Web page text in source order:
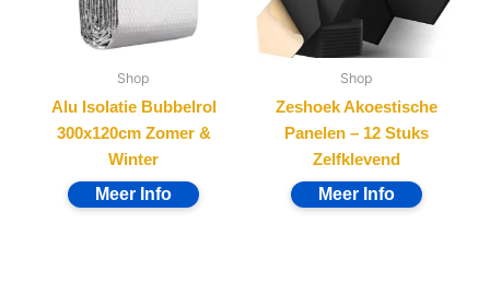
Shop
Alu Isolatie Bubbelrol
300x120cm Zomer &
Winter
Shop
Zeshoek Akoestische
Panelen – 12 Stuks
Zelfklevend